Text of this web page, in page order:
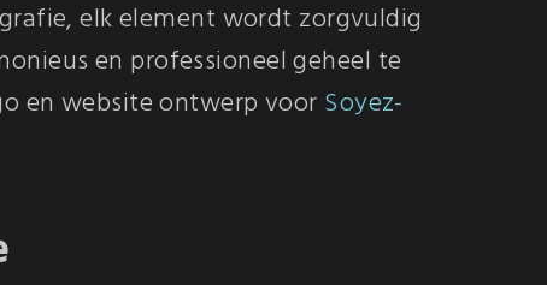
elk element wordt zorgvuldig
en professioneel geheel te
en website ontwerp voor Soyez-